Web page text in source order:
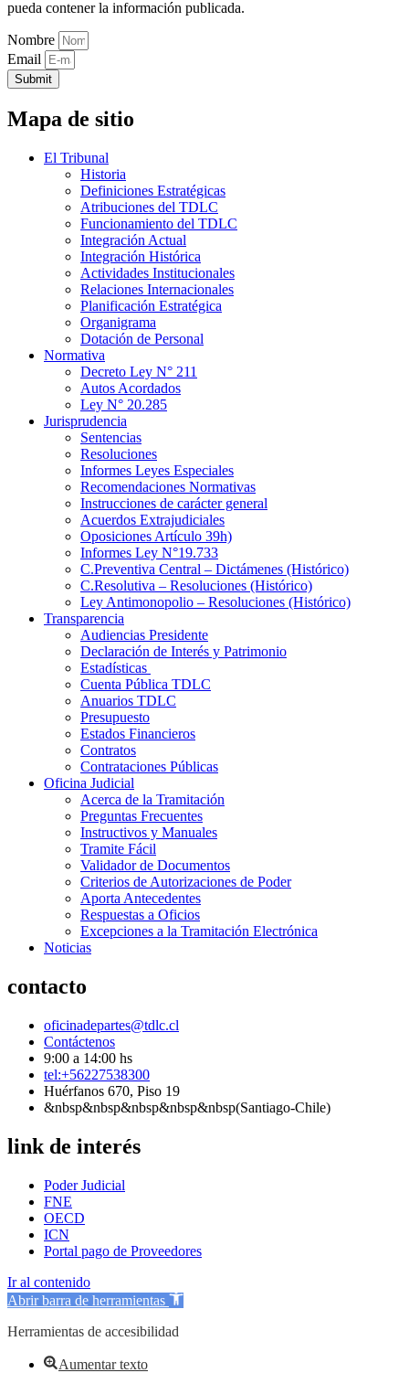
pueda contener la información publicada.
Nombre
Email
Submit
Mapa de sitio
El Tribunal
Historia
Definiciones Estratégicas
Atribuciones del TDLC
Funcionamiento del TDLC
Integración Actual
Integración Histórica
Actividades Institucionales
Relaciones Internacionales
Planificación Estratégica
Organigrama
Dotación de Personal
Normativa
Decreto Ley N° 211
Autos Acordados
Ley N° 20.285
Jurisprudencia
Sentencias
Resoluciones
Informes Leyes Especiales
Recomendaciones Normativas
Instrucciones de carácter general
Acuerdos Extrajudiciales
Oposiciones Artículo 39h)
Informes Ley N°19.733
C.Preventiva Central – Dictámenes (Histórico)
C.Resolutiva – Resoluciones (Histórico)
Ley Antimonopolio – Resoluciones (Histórico)
Transparencia
Audiencias Presidente
Declaración de Interés y Patrimonio
Estadísticas
Cuenta Pública TDLC
Anuarios TDLC
Presupuesto
Estados Financieros
Contratos
Contrataciones Públicas
Oficina Judicial
Acerca de la Tramitación
Preguntas Frecuentes
Instructivos y Manuales
Tramite Fácil
Validador de Documentos
Criterios de Autorizaciones de Poder
Aporta Antecedentes
Respuestas a Oficios
Excepciones a la Tramitación Electrónica
Noticias
contacto
oficinadepartes@tdlc.cl
Contáctenos
9:00 a 14:00 hs
tel:+56227538300
Huérfanos 670, Piso 19
&nbsp&nbsp&nbsp&nbsp&nbsp(Santiago-Chile)
link de interés
Poder Judicial
FNE
OECD
ICN
Portal pago de Proveedores
Ir al contenido
Abrir barra de herramientas
Herramientas de accesibilidad
Aumentar texto